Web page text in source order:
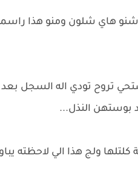
شنو هاي شلون ومنو هذا
تروح تودي اله السجل بعد
بوستهن النذل...
ولج هذا الي لاحظته